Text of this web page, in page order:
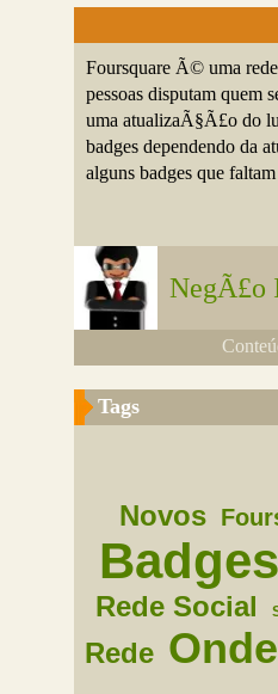
Foursquare Ã© uma
pessoas disputam quem
uma atualizaÃ§Ã£o do
badges dependendo da
alguns badges que
NegÃ£o
Tags
Novos
Badges
Rede Social
Rede Onde